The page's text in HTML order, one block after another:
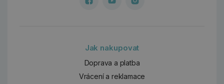
Jak nakupovat
Doprava a platba
Vrácení a reklamace